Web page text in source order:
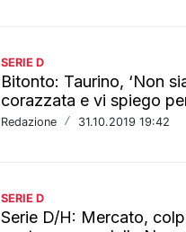
SERIE D
Bitonto: Taurino, ‘Non
corazzata e vi spiego
Redazione / 31.10.2019 19:42
SERIE D
Serie D/H: Mercato,